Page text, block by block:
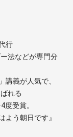
行
法などが専門分
講義が人気で、
れる
度受賞。
よう朝日です』